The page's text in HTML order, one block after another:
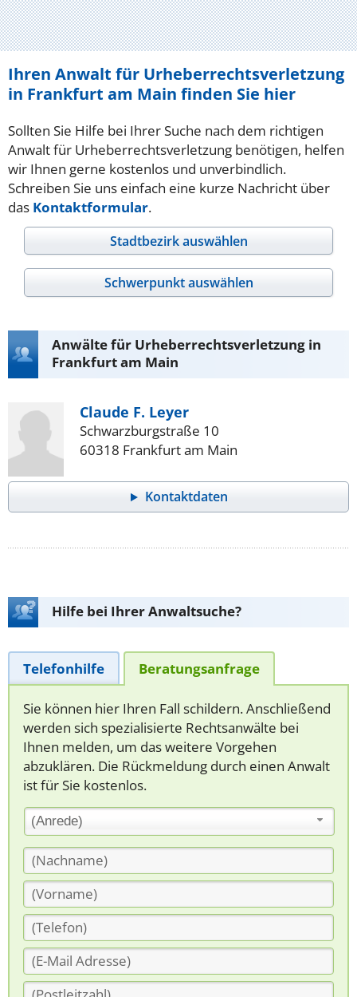
Ihren Anwalt für Urheberrechtsverletzung
in Frankfurt am Main finden Sie hier
Sollten Sie Hilfe bei Ihrer Suche nach dem richtigen
Anwalt für Urheberrechtsverletzung benötigen, helfen
wir Ihnen gerne kostenlos und unverbindlich.
Schreiben Sie uns einfach eine kurze Nachricht über
das Kontaktformular.
Stadtbezirk auswählen
Schwerpunkt auswählen
Anwälte für Urheberrechtsverletzung in
Frankfurt am Main
Claude F. Leyer
Schwarzburgstraße 10
60318 Frankfurt am Main
Kontaktdaten
Hilfe bei Ihrer Anwaltsuche?
Telefonhilfe Beratungsanfrage
Sie können hier Ihren Fall schildern. Anschließend
werden sich spezialisierte Rechtsanwälte bei
Ihnen melden, um das weitere Vorgehen
abzuklären. Die Rückmeldung durch einen Anwalt
ist für Sie kostenlos.
(Anrede)